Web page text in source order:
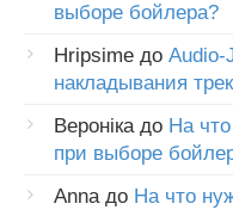
выборе бойлера?
Hripsime до Audio-
накладывания
Веронікадо На
при выборе
Annaдо На что